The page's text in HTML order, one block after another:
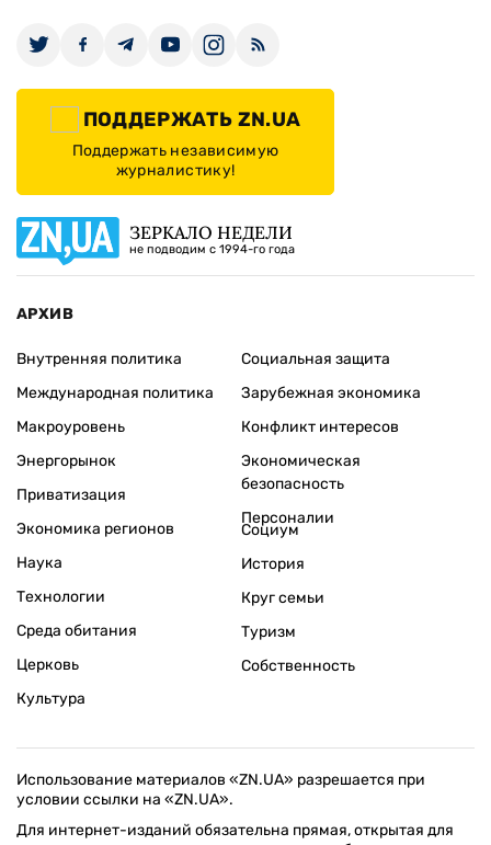
ПОДДЕРЖАТЬ ZN.UA
Поддержать независимую
журналистику!
ЗЕРКАЛО НЕДЕЛИ
не подводим с 1994-го года
АРХИВ
Внутренняя политика
Международная политика
Макроуровень
Энергорынок
Приватизация
Экономика регионов
Социальная защита
Зарубежная экономика
Конфликт интересов
Экономическая
безопасность
Персоналии
Наука
Технологии
Среда обитания
Церковь
Культура
Социум
История
Круг семьи
Туризм
Собственность
Использование материалов «ZN.UA» разрешается при
условии ссылки на «ZN.UA».
Для интернет-изданий обязательна прямая, открытая для